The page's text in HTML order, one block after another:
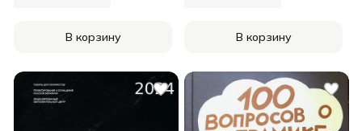
В корзину В корзину